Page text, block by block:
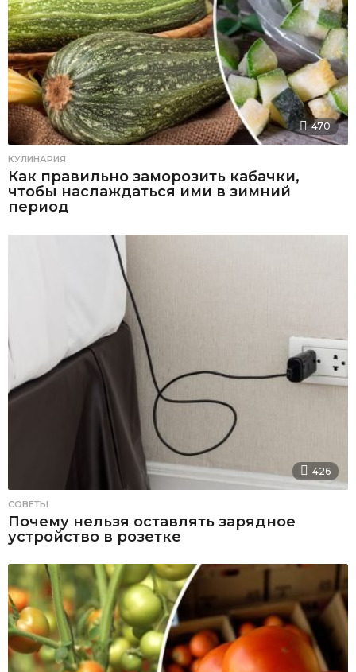
470
КУЛИНАРИЯ
Как правильно заморозить кабачки,
чтобы наслаждаться ими в зимний
период
426
СОВЕТЫ
Почему нельзя оставлять зарядное
устройство в розетке